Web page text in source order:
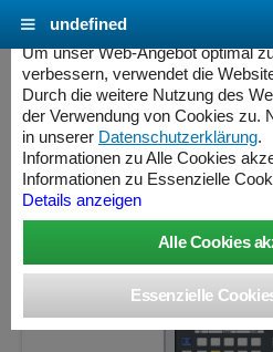
MINEBEA INTEC
300LI-L Lackiert
Wägebereich: 300 kg,
Cookie Einstellungen -
Um unser Web-Angebot optimal
verbessern, verwendet die
Durch die weitere Nutzung des
der Verwendung von Cookies zu.
in unserer Datenschutzerklärung.
Informationen zu Alle Cookies
Informationen zu Essenzielle
Details anzeigen
undefined